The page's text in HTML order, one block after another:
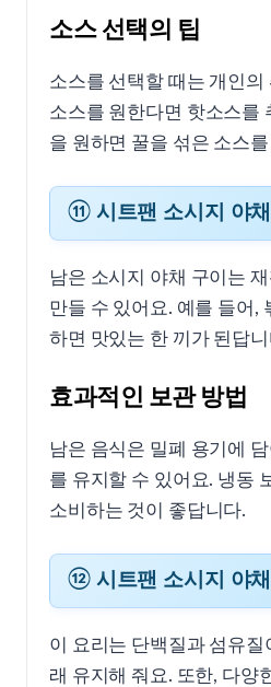
소스 선택의 팁
소스를 선택할 때는 개인
소스를 원한다면 핫소스를
을 원하면 꿀을 섞은 소스
남은 소시지 야채 구이는
만들 수 있어요. 예를 들어,
하면 맛있는 한 끼가 된답니
효과적인 보관 방법
남은 음식은 밀폐 용기에
를 유지할 수 있어요. 냉동
소비하는 것이 좋답니다.
이 요리는 단백질과 섬유
래 유지해 줘요. 또한, 다양